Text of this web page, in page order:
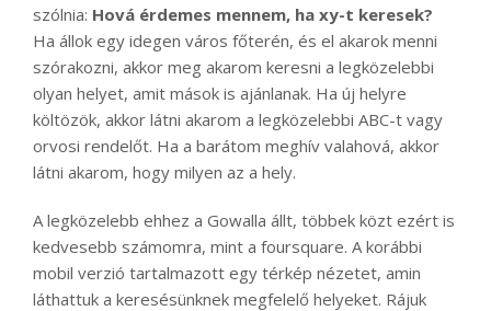
szólnia: Hová érdemes mennem, ha xy-t keresek?
Ha állok egy idegen város főterén, és el akarok menni
szórakozni, akkor meg akarom keresni a legközelebbi
olyan helyet, amit mások is ajánlanak. Ha új helyre
költözök, akkor látni akarom a legközelebbi ABC-t vagy
orvosi rendelőt. Ha a barátom meghív valahová, akkor
látni akarom, hogy milyen az a hely.
A legközelebb ehhez a Gowalla állt, többek közt ezért is
kedvesebb számomra, mint a foursquare. A korábbi
mobil verzió tartalmazott egy térkép nézetet, amin
láthattuk a keresésünknek megfelelő helyeket. Rájuk